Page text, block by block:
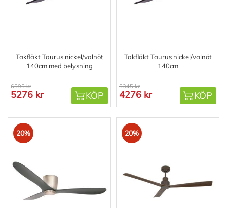
Takfläkt Taurus nickel/valnöt
140cm med belysning
6595 kr
5276 kr KÖP
Takfläkt Taurus nickel/valnöt
140cm
5345 kr
4276 kr KÖP
20% 20%